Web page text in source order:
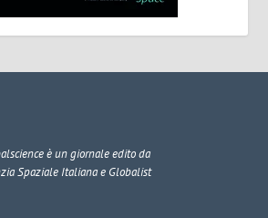
è un giornale edito da
Spaziale Italiana e Globalist